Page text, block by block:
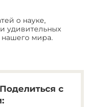
о науке,
удивительных
нашего мира.
с